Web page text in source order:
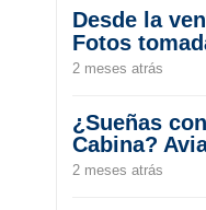
Desde la
Fotos
2 meses atrás
¿Sueñas
Cabina?
2 meses atrás